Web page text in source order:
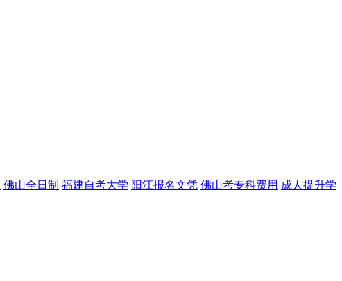
佛山全日制 福建自考大学 阳江报名文凭 佛山考专科费用 成人提升学